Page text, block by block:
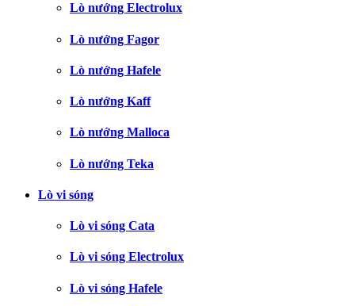
Lò nướng Electrolux
Lò nướng Fagor
Lò nướng Hafele
Lò nướng Kaff
Lò nướng Malloca
Lò nướng Teka
Lò vi sóng
Lò vi sóng Cata
Lò vi sóng Electrolux
Lò vi sóng Hafele